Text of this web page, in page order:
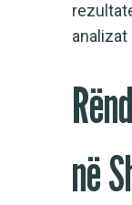
në